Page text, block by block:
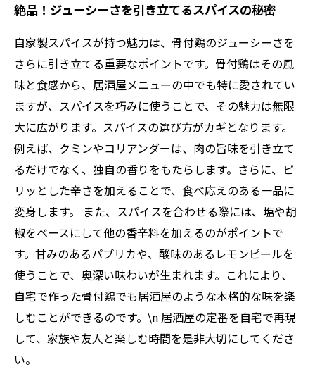
絶品！ジューシーさを引き立てるスパイスの秘密
自家製スパイスが持つ魅力は、骨付鶏のジューシーさを
さらに引き立てる重要なポイントです。骨付鶏はその風
味と食感から、居酒屋メニューの中でも特に愛されてい
ますが、スパイスを巧みに使うことで、その魅力は無限
大に広がります。スパイスの選び方がカギとなります。
例えば、クミンやコリアンダーは、肉の旨味を引き立て
るだけでなく、独自の香りをもたらします。さらに、ピ
リッとした辛さを加えることで、食べ応えのある一品に
変身します。 また、スパイスを合わせる際には、塩や胡
椒をベースにして他の香辛料を加えるのがポイントで
す。甘みのあるパプリカや、酸味のあるレモンピールを
使うことで、奥深い味わいが生まれます。これにより、
自宅で作った骨付鶏でも居酒屋のような本格的な味を楽
しむことができるのです。\n 居酒屋の定番を自宅で再現
して、家族や友人と楽しむ時間を是非大切にしてくださ
い。